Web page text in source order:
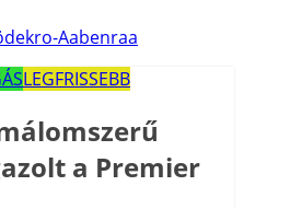
Aabenraa
LEGFRISSEBB
a Premier